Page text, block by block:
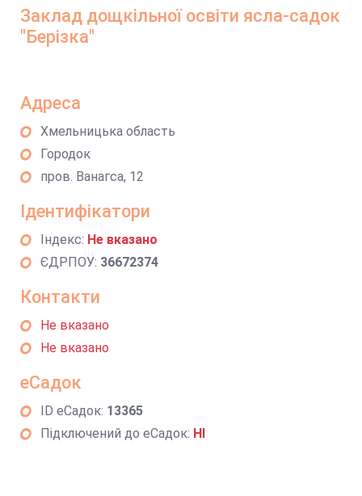
Заклад дощкільної освіти ясла-садок
"Берізка"
Адреса
Хмельницька область
Городок
пров. Ванагса, 12
Ідентифікатори
Індекс: Не вказано
ЄДРПОУ: 36672374
Контакти
Не вказано
Не вказано
еСадок
ID еСадок: 13365
Підключений до еСадок: НІ